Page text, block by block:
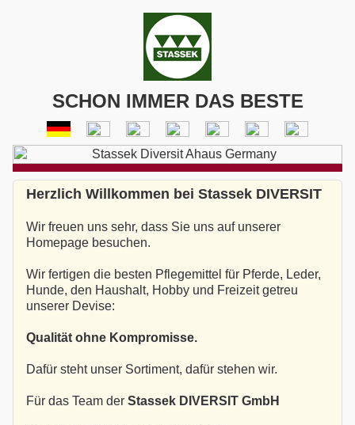
SCHON IMMER DAS BESTE
Herzlich Willkommen bei Stassek DIVERSIT
Wir freuen uns sehr, dass Sie uns auf unserer
Homepage besuchen.
Wir fertigen die besten Pflegemittel für Pferde, Leder,
Hunde, den Haushalt, Hobby und Freizeit getreu
unserer Devise:
Qualität ohne Kompromisse.
Dafür steht unser Sortiment, dafür stehen wir.
Für das Team der Stassek DIVERSIT GmbH